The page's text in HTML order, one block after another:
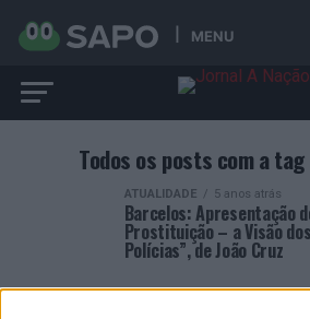
MENU
Todos os posts com a
ATUALIDADE 5 anos atrás
Barcelos: Apresentação
Prostituição – a Visão
Polícias”, de João Cruz